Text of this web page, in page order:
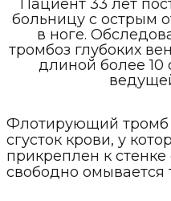
Пациент 33 лет
больницу с острым
в ноге.
тромбоз глубоких
длиной более 10
Флотирующий
сгусток крови, у
прикреплен к стенке
свободно омывается